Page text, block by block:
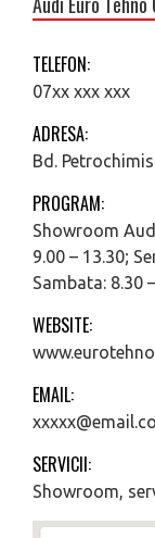
TELEFON:
07xx xxx xxx
ADRESA:
Bd.
PROGRAM:
Showroom
9.00 – 13.30;
Sambata: 8.30
WEBSITE:
EMAIL:
SERVICII:
Showroom,